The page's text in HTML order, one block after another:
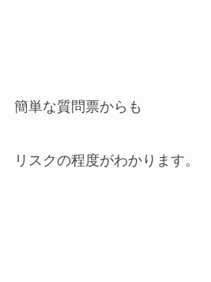
簡単な質問票からも
リスクの程度がわかります。